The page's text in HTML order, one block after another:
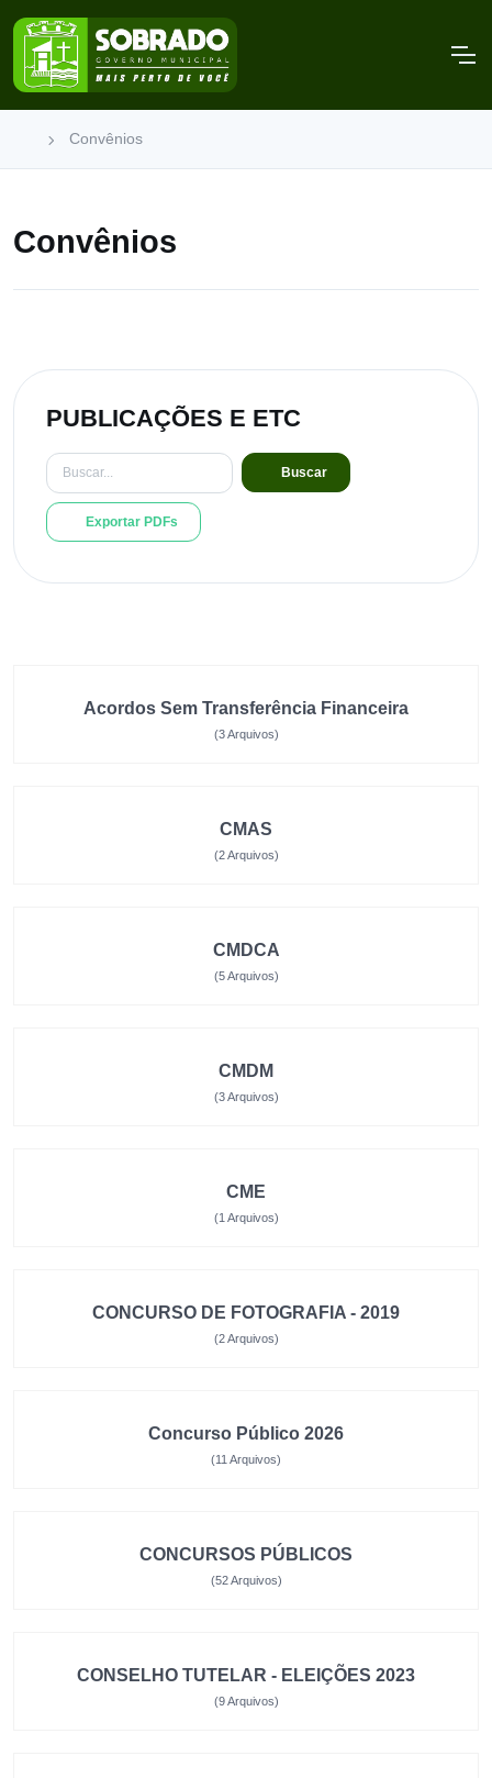
Convênios
Convênios
PUBLICAÇÕES E ETC
Buscar
Exportar PDFs
Acordos Sem Transferência Financeira
(3 Arquivos)
CMAS
(2 Arquivos)
CMDCA
(5 Arquivos)
CMDM
(3 Arquivos)
CME
(1 Arquivos)
CONCURSO DE FOTOGRAFIA - 2019
(2 Arquivos)
Concurso Público 2026
(11 Arquivos)
CONCURSOS PÚBLICOS
(52 Arquivos)
CONSELHO TUTELAR - ELEIÇÕES 2023
(9 Arquivos)